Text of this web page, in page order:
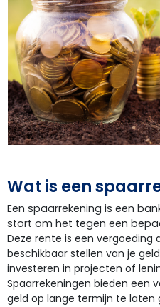
Wat is een
Een spaarrekening is een
stort om het tegen een
Deze rente is een vergoeding
beschikbaar stellen van je
investeren in projecten of
Spaarrekeningen bieden een
geld op lange termijn te laten